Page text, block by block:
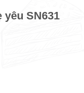
yêu SN631